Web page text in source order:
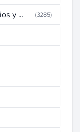
Autoradio (Potencias, Radios y DVD) (3285)